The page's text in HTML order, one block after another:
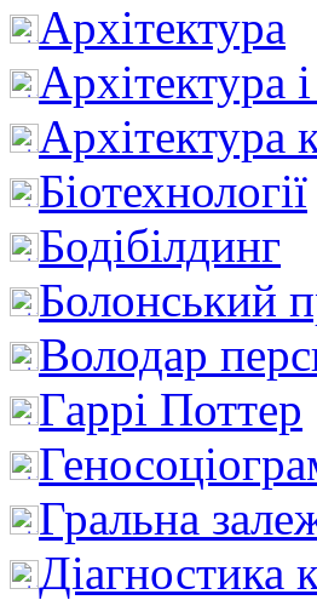
Архітектура
Архітектура
Архітектура
Біотехнології
Бодібілдинг
Болонський
Володар
Гаррі Поттер
Гральна
Діагностика